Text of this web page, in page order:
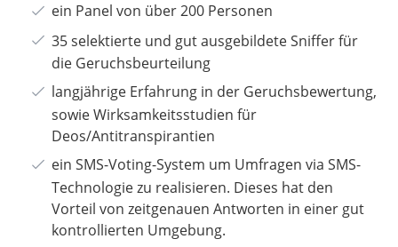
ein Panel von über 200 Personen
35 selektierte und gut ausgebildete Sniffer für
die Geruchsbeurteilung
langjährige Erfahrung in der Geruchsbewertung,
sowie Wirksamkeitsstudien für
Deos/Antitranspirantien
ein SMS-Voting-System um Umfragen via SMS-
Technologie zu realisieren. Dieses hat den
Vorteil von zeitgenauen Antworten in einer gut
kontrollierten Umgebung.